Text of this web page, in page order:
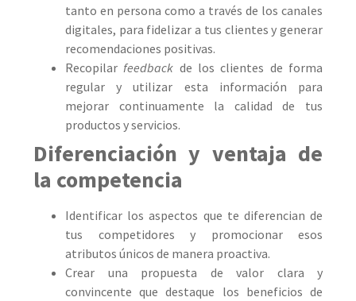
tanto en persona como a través de los canales
digitales, para fidelizar a tus clientes y generar
recomendaciones positivas.
Recopilar feedback de los clientes de forma
regular y utilizar esta información para
mejorar continuamente la calidad de tus
productos y servicios.
Diferenciación y ventaja de
la competencia
Identificar los aspectos que te diferencian de
tus competidores y promocionar esos
atributos únicos de manera proactiva.
Crear una propuesta de valor clara y
convincente que destaque los beneficios de